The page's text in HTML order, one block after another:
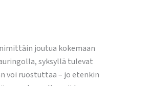
joutua kokemaan
syksyllä tulevat
voi ruostuttaa – jo etenkin